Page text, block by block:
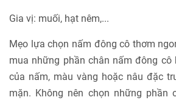
Gia vị: muối, hạt nêm,...
Mẹo lựa chọn nấm đông cô thơm
mua những phần chân nấm đông cô
của nấm, màu vàng hoặc nâu đặc
mặn. Không nên chọn những phần